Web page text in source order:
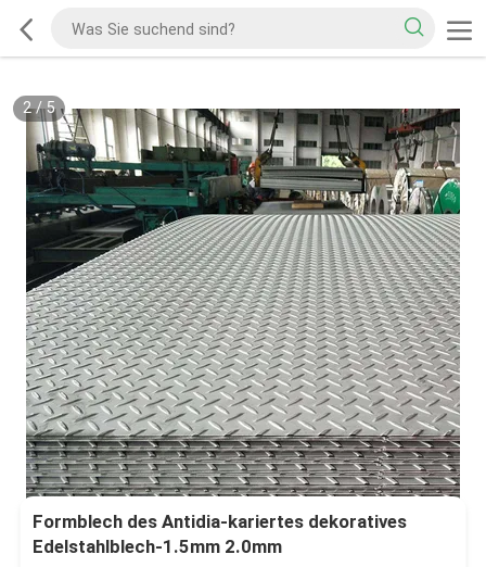
2/5
Formblech des Antidia-kariertes dekoratives
Edelstahlblech-1.5mm 2.0mm